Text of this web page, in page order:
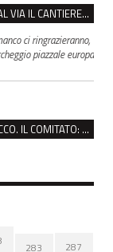
REGGIO. PORTA SANTA CROCE, DAL 24 AGOSTO AL VIA IL CANTIERE PER IL NUOVO COLLETTORE FOGNARIO
ci ringrazieranno,
piazzale europa
BOSCO OSPIZIO REGGIO, TERZO GIORNO DI BLOCCO. IL COMITATO: “PRESIDIO FINO A VENERDÌ”
283 287